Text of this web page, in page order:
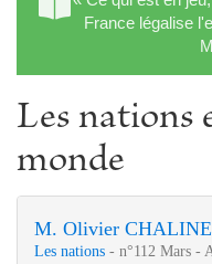
France légalise
Les nations
monde
M. Olivier CHALINE
Les nations - n°112 Mars -